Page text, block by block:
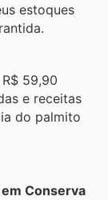
estoques
59,90
e receitas
do palmito
em Conserva